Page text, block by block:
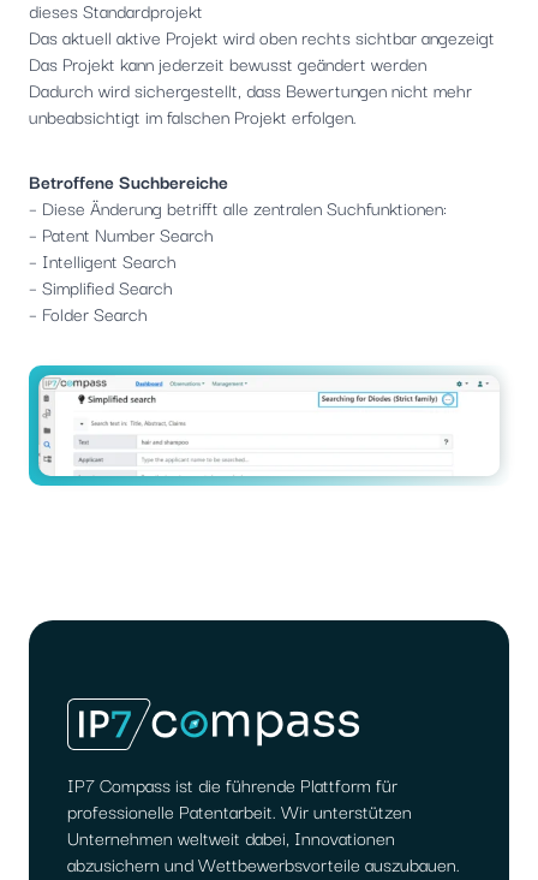
dieses Standardprojekt
Das aktuell aktive Projekt wird oben rechts sichtbar angezeigt
Das Projekt kann jederzeit bewusst geändert werden
Dadurch wird sichergestellt, dass Bewertungen nicht mehr
unbeabsichtigt im falschen Projekt erfolgen.
Betroffene Suchbereiche
– Diese Änderung betrifft alle zentralen Suchfunktionen:
– Patent Number Search
– Intelligent Search
– Simplified Search
– Folder Search
IP7 Compass ist die führende Plattform für
professionelle Patentarbeit. Wir unterstützen
Unternehmen weltweit dabei, Innovationen
abzusichern und Wettbewerbsvorteile auszubauen.